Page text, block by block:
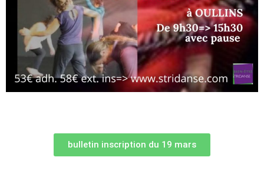
bulletin inscription du 19 mars